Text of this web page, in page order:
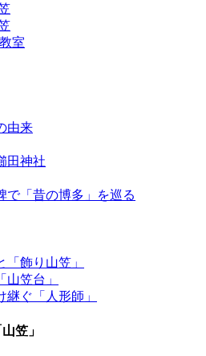
室
由来
田神社
で「昔の博多」を巡る
「飾り山笠」
笠台」
ぐ「人形師」
笠」